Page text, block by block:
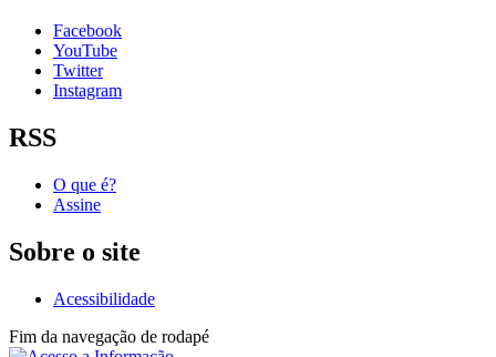
Facebook
YouTube
Twitter
Instagram
RSS
O que é?
Assine
Sobre o site
Acessibilidade
Fim da navegação de rodapé